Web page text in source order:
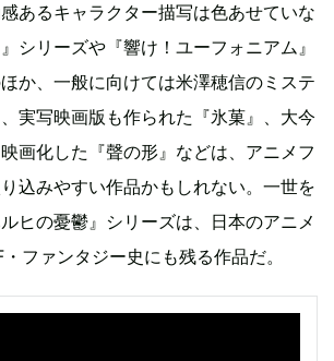
あるキャラクター描写は色あせていな
シリーズや『響け！ユーフォニアム』
か、一般に向けては米澤穂信のミステ
実写映画版も作られた『氷菓』、大今
画化した『聲の形』などは、アニメフ
込みやすい作品かもしれない。一世を
ヒの憂鬱』シリーズは、日本のアニメ
ファンタジー史にも残る作品だ。